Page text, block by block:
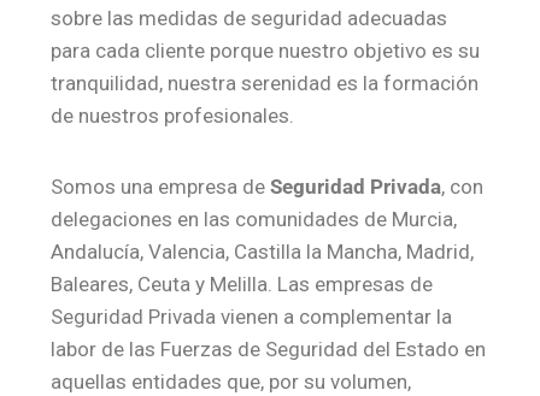
sobre las medidas de seguridad adecuadas
para cada cliente porque nuestro objetivo es su
tranquilidad, nuestra serenidad es la formación
de nuestros profesionales.
Somos una empresa de Seguridad Privada, con
delegaciones en las comunidades de Murcia,
Andalucía, Valencia, Castilla la Mancha, Madrid,
Baleares, Ceuta y Melilla. Las empresas de
Seguridad Privada vienen a complementar la
labor de las Fuerzas de Seguridad del Estado en
aquellas entidades que, por su volumen,